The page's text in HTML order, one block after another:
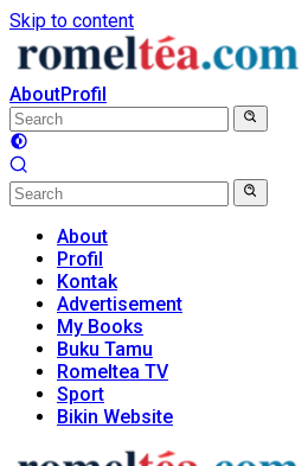
Skip to content
AboutProfil
About
Profil
Kontak
Advertisement
My Books
Buku Tamu
Romeltea TV
Sport
Bikin Website